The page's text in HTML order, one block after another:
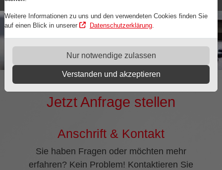
Jetzt Anfrage stellen
Anschrift & Kontakt
Sie haben Fragen oder möchten mehr
erfahren? Kein Problem! Kontaktieren Sie
Weitere Informationen zu uns und den verwendeten Cookies finden Sie
auf einen Blick in unserer
Datenschutzerklärung.
Nur notwendige zulassen
Verstanden und akzeptieren